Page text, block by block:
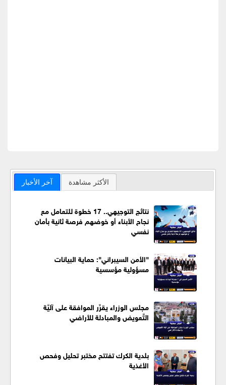
آخر الأخبار الأكثر مشاهدة
نتائج التوجيهي.. 17 خطوة للتعامل مع
نجاح الأبناء أو خوضهم فرصة ثانية بأمان
نفسي
"الأمن السيبراني": حماية البيانات
مسؤولية مؤسسية
مجلس الوزراء يقرِّر الموافقة على آليَّة
التَّعويض والمبادلة للأراضي
بلدية الكرك تفتتح مختبر تحليل وفحص
الأغذية